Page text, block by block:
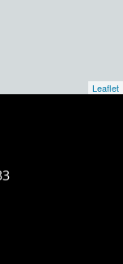
Leaflet